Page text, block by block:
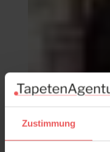
Zustimmung
Jose, Radiance
118,00 €